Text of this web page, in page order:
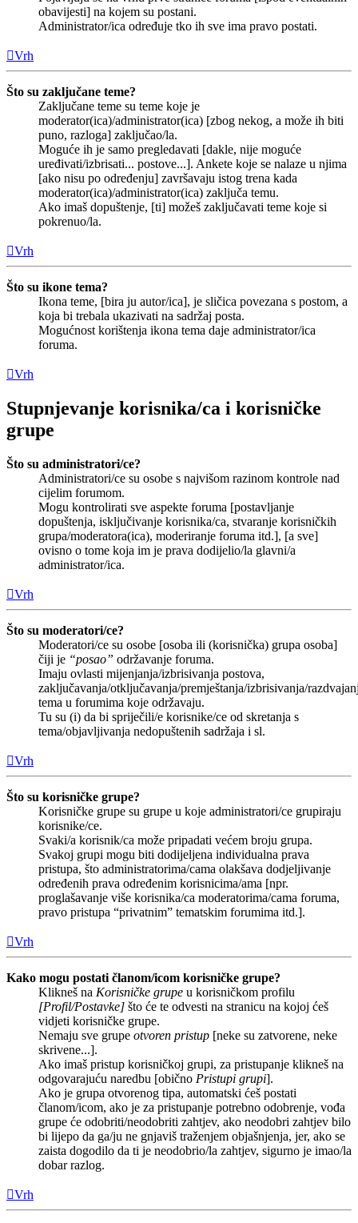
obavijesti] na kojem su postani.
Administrator/ica određuje tko ih sve ima pravo postati.
Vrh
Što su zaključane teme?
Zaključane teme su teme koje je
moderator(ica)/administrator(ica) [zbog nekog, a može ih biti
puno, razloga] zaključao/la.
Moguće ih je samo pregledavati [dakle, nije moguće
uređivati/izbrisati... postove...]. Ankete koje se nalaze u njima
[ako nisu po određenju] završavaju istog trena kada
moderator(ica)/administrator(ica) zaključa temu.
Ako imaš dopuštenje, [ti] možeš zaključavati teme koje si
pokrenuo/la.
Vrh
Što su ikone tema?
Ikona teme, [bira ju autor/ica], je sličica povezana s postom, a
koja bi trebala ukazivati na sadržaj posta.
Mogućnost korištenja ikona tema daje administrator/ica
foruma.
Vrh
Stupnjevanje korisnika/ca i korisničke
grupe
Što su administratori/ce?
Administratori/ce su osobe s najvišom razinom kontrole nad
cijelim forumom.
Mogu kontrolirati sve aspekte foruma [postavljanje
dopuštenja, isključivanje korisnika/ca, stvaranje korisničkih
grupa/moderatora(ica), moderiranje foruma itd.], [a sve]
ovisno o tome koja im je prava dodijelio/la glavni/a
administrator/ica.
Vrh
Što su moderatori/ce?
Moderatori/ce su osobe [osoba ili (korisnička) grupa osoba]
čiji je “posao” održavanje foruma.
Imaju ovlasti mijenjanja/izbrisivanja postova,
zaključavanja/otključavanja/premještanja/izbrisivanja/
tema u forumima koje održavaju.
Tu su (i) da bi spriječili/e korisnike/ce od skretanja s
tema/objavljivanja nedopuštenih sadržaja i sl.
Vrh
Što su korisničke grupe?
Korisničke grupe su grupe u koje administratori/ce grupiraju
korisnike/ce.
Svaki/a korisnik/ca može pripadati većem broju grupa.
Svakoj grupi mogu biti dodijeljena individualna prava
pristupa, što administratorima/cama olakšava dodjeljivanje
određenih prava određenim korisnicima/ama [npr.
proglašavanje više korisnika/ca moderatorima/cama foruma,
pravo pristupa “privatnim” tematskim forumima itd.].
Vrh
Kako mogu postati članom/icom korisničke grupe?
Klikneš na Korisničke grupe u korisničkom profilu
[Profil/Postavke] što će te odvesti na stranicu na kojoj ćeš
vidjeti korisničke grupe.
Nemaju sve grupe otvoren pristup [neke su zatvorene, neke
skrivene...].
Ako imaš pristup korisničkoj grupi, za pristupanje klikneš na
odgovarajuću naredbu [obično Pristupi grupi].
Ako je grupa otvorenog tipa, automatski ćeš postati
članom/icom, ako je za pristupanje potrebno odobrenje, vođa
grupe će odobriti/neodobriti zahtjev, ako neodobri zahtjev bilo
bi lijepo da ga/ju ne gnjaviš traženjem objašnjenja, jer, ako se
zaista dogodilo da ti je neodobrio/la zahtjev, sigurno je imao/la
dobar razlog.
Vrh